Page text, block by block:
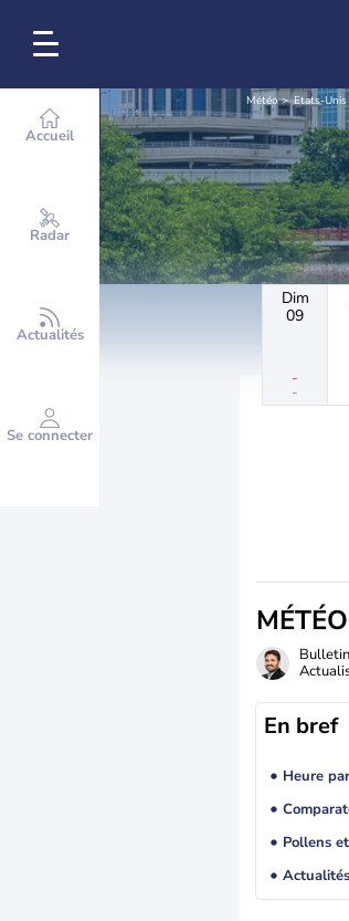
Accueil
Radar
Actualités
Se connecter
Météo Etats-Unis
Dim
09
-
-
En bref
Heure
Pollens